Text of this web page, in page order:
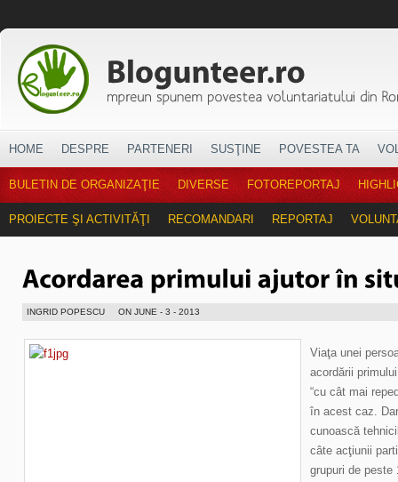
HOME DESPRE PARTENERI SUSŢINE POVESTEA TA
BULETIN DE ORGANIZAŢIE DIVERSE FOTOREPORTAJ
PROIECTE ŞI ACTIVITĂŢI RECOMANDARI REPORTAJ
INGRID POPESCU ON JUNE - 3 - 2013
Viaţa unei
acordării
“cu cât mai
în acest caz.
cunoască
câte acţiunii
grupuri de peste